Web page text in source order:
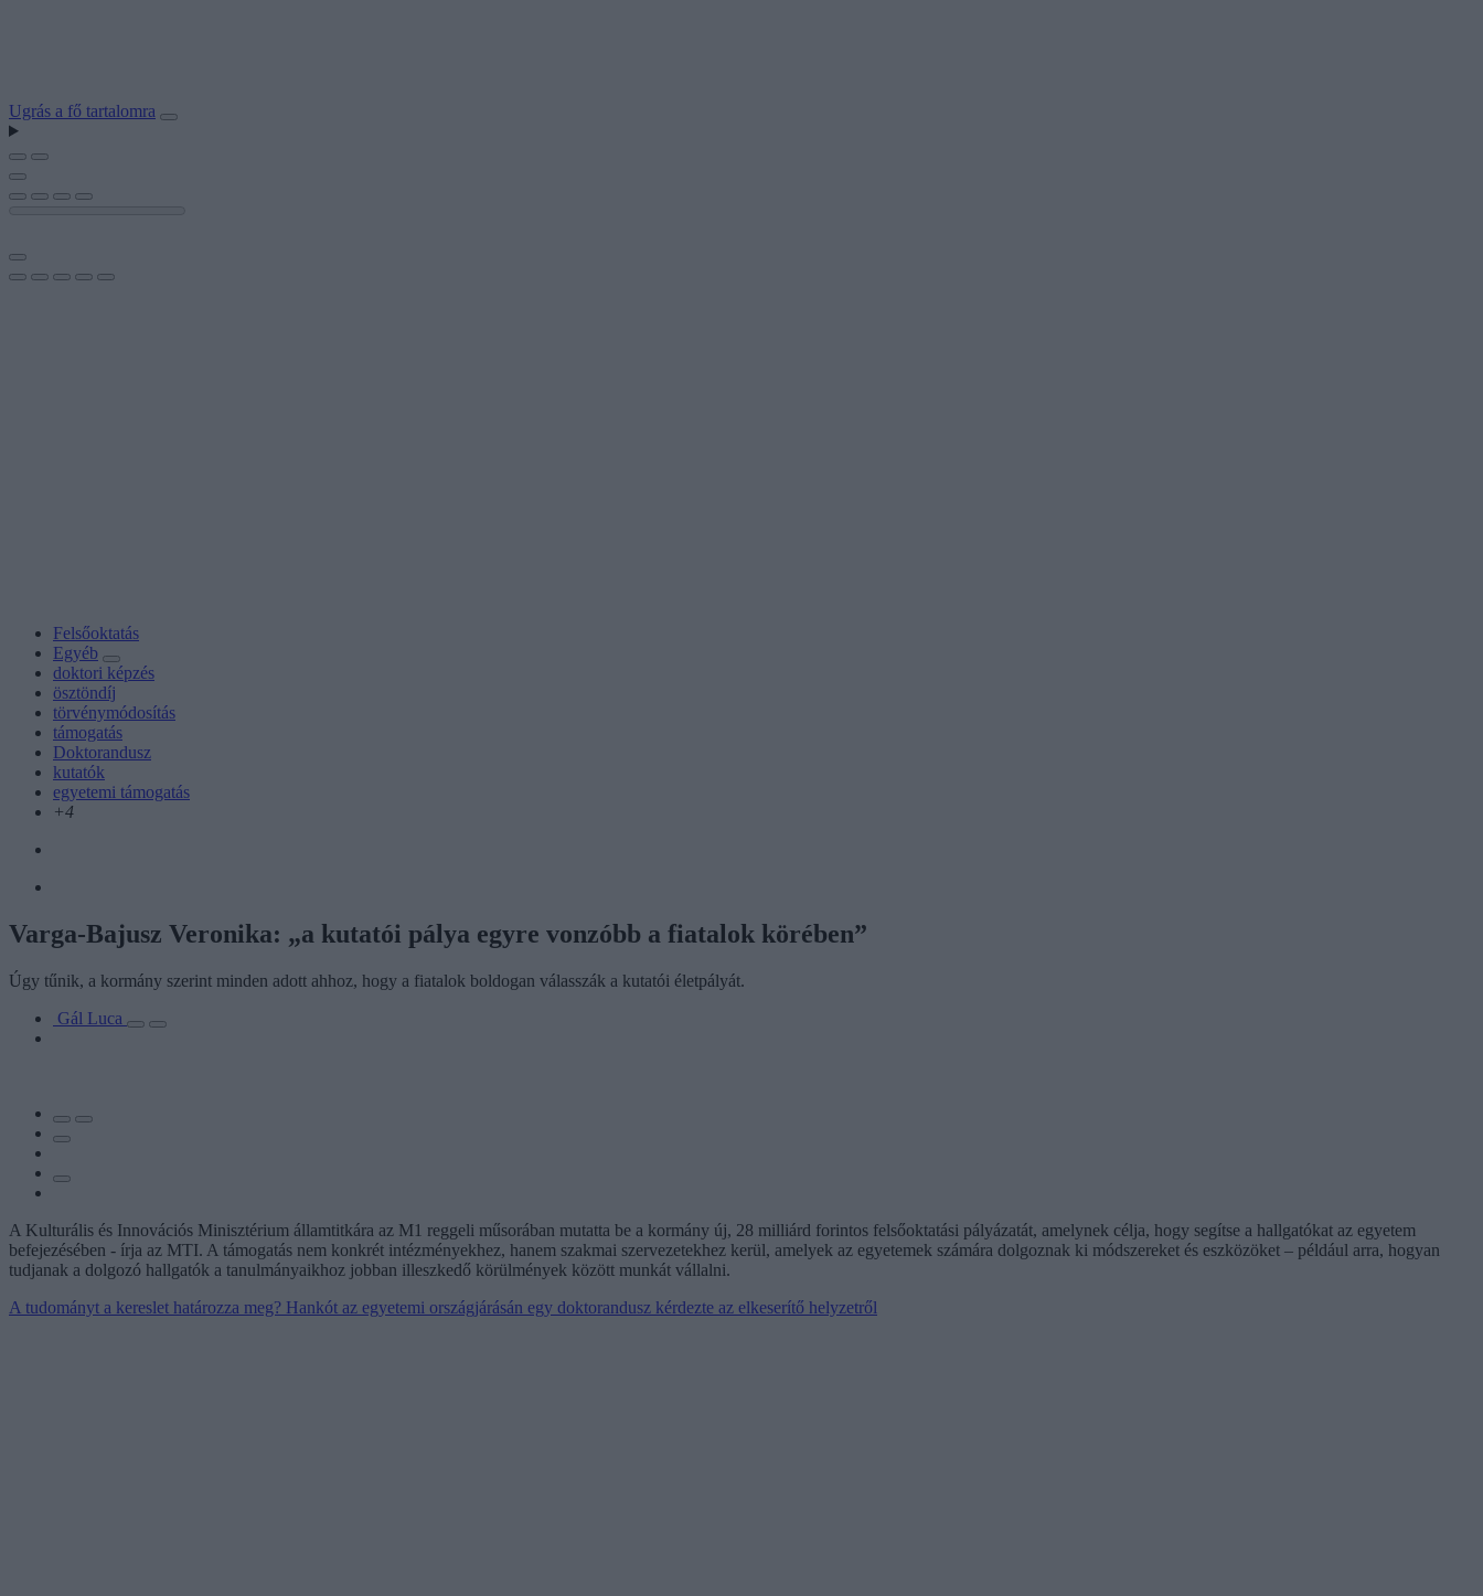
Ugrás a fő tartalomra
Felsőoktatás
Egyéb
doktori képzés
ösztöndíj
törvénymódosítás
támogatás
Doktorandusz
kutatók
egyetemi támogatás
+4
Varga-Bajusz Veronika: „a kutatói pálya egyre vonzóbb a fiatalok körében”
Úgy tűnik, a kormány szerint minden adott ahhoz, hogy a fiatalok boldogan válasszák a kutatói életpályát.
Gál Luca
A Kulturális és Innovációs Minisztérium államtitkára az M1 reggeli műsorában mutatta be a kormány új, 28 milliárd forintos felsőoktatási pályázatát, amelynek célja, hogy segítse a hallgatókat az egyetem
befejezésében - írja az MTI. A támogatás nem konkrét intézményekhez, hanem szakmai szervezetekhez kerül, amelyek az egyetemek számára dolgoznak ki módszereket és eszközöket – például arra, hogyan
tudjanak a dolgozó hallgatók a tanulmányaikhoz jobban illeszkedő körülmények között munkát vállalni.
A tudományt a kereslet határozza meg? Hankót az egyetemi országjárásán egy doktorandusz kérdezte az elkeserítő helyzetről